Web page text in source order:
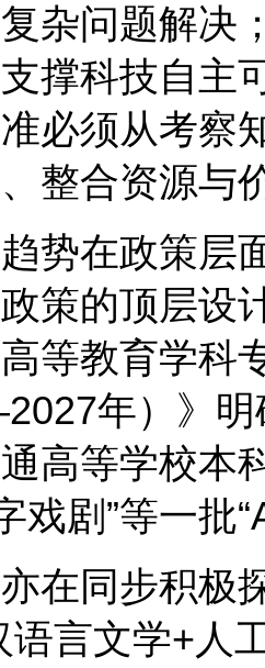
杂问题解决
撑科技自主
必须从考察
整合资源与
在政策层面
策的顶层设
等教育学科
年）》
高等学校本
戏剧”等一批
同步积极探
语言文学+人